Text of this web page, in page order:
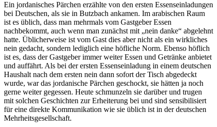
Ein jordanisches Pärchen erzählte von den ersten Essenseinladungen
bei Deutschen, als sie in Butzbach ankamen. Im arabischen Raum
ist es üblich, dass man mehrmals vom Gastgeber Essen
nachbekommt, auch wenn man zunächst mit „nein danke“ abgelehnt
hatte. Üblicherweise ist vom Gast dies aber nicht als ein wirkliches
nein gedacht, sondern lediglich eine höfliche Norm. Ebenso höflich
ist es, dass der Gastgeber immer weiter Essen und Getränke anbietet
und auffährt. Als bei der ersten Essenseinladung in einem deutschen
Haushalt nach dem ersten nein dann sofort der Tisch abgedeckt
wurde, war das jordanische Pärchen geschockt, sie hätten ja noch
gerne weiter gegessen. Heute schmunzeln sie darüber und trugen
mit solchen Geschichten zur Erheiterung bei und sind sensibilisiert
für eine direkte Kommunikation wie sie üblich ist in der deutschen
Mehrheitsgesellschaft.